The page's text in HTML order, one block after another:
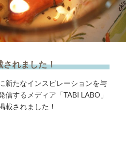
されました！
新たなインスピレーションを与
信するメディア「TABI LABO」
載されました！